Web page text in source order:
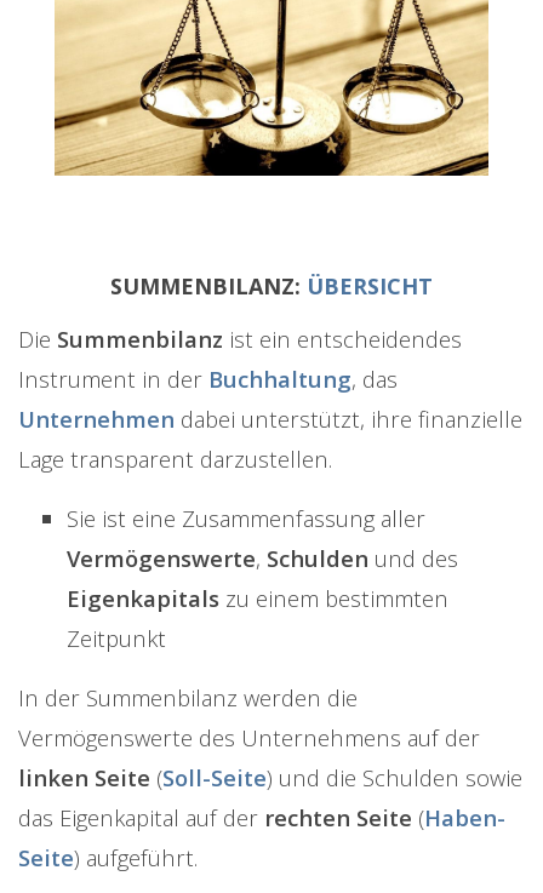
SUMMENBILANZ: ÜBERSICHT
Die Summenbilanz ist ein entscheidendes
Instrument in der Buchhaltung, das
Unternehmen dabei unterstützt, ihre finanzielle
Lage transparent darzustellen.
Sie ist eine Zusammenfassung aller
Vermögenswerte, Schulden und des
Eigenkapitals zu einem bestimmten
Zeitpunkt
In der Summenbilanz werden die
Vermögenswerte des Unternehmens auf der
linken Seite (Soll-Seite) und die Schulden sowie
das Eigenkapital auf der rechten Seite (Haben-
Seite) aufgeführt.